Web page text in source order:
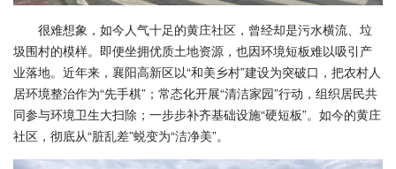
很难想象，如今人气十足的黄庄社区，曾经却是污水横流、垃
圾围村的模样。即便坐拥优质土地资源，也因环境短板难以吸引产
业落地。近年来，襄阳高新区以“和美乡村”建设为突破口，把农村人
居环境整治作为“先手棋”；常态化开展“清洁家园”行动，组织居民共
同参与环境卫生大扫除；一步步补齐基础设施“硬短板”。如今的黄庄
社区，彻底从“脏乱差”蜕变为“洁净美”。